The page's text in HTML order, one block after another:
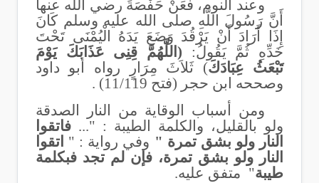
وعند النوم، فعَنْ حَفْصَةَ رضي الله عنها
أَنَّ رَسُولَ اللَّهِ صلى الله عليه وسلم كَانَ
إِذَا أَرَادَ أَنْ يَرْقُدَ وَضَعَ يَدَهُ الْيُمْنَى تَحْتَ
خَدِّهِ ثُمَّ يَقُولُ: (اللَّهُمَّ قِنِى عَذَابَكَ يَوْمَ
تَبْعَثُ عِبَادَكَ) ثَلاَثَ مِرَارٍ
رواه أبو داود
وصححه ابن حجر (فتح 11/119) .
ومن أسباب الوقاية من النار الصدقة
ولو بالقليل، والكلمة الطيبة : "... فاتقوا
النار ولو بشق تمرة " وفي رواية : " اتقوا
النار ولو بشق تمرة، فإن لم تجد فبكلمة
طيبة" متفق عليه.